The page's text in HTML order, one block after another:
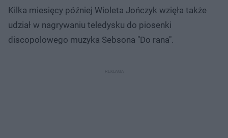
Kilka miesięcy później Wioleta Jończyk wzięła także
udział w nagrywaniu teledysku do piosenki
discopolowego muzyka Sebsona "Do rana".